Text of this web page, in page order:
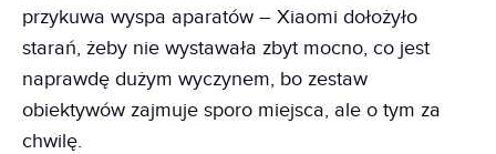
przykuwa wyspa aparatów – Xiaomi dołożyło
starań, żeby nie wystawała zbyt mocno, co jest
naprawdę dużym wyczynem, bo zestaw
obiektywów zajmuje sporo miejsca, ale o tym za
chwilę.